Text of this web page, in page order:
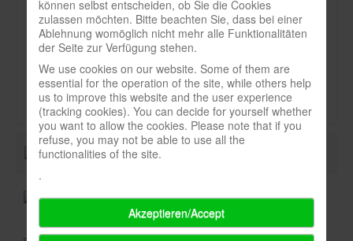
Newsletter
Spieledatenbank
Premium login
Neuheiten-New Games
Köpfe-Heads
Preise-Awards
Branchen-/Wirtschaftsnews
Crowdfunding
Art:
Titel
Durchschnittsnote-spielbox:
können selbst entscheiden, ob Sie die Cookies
zulassen möchten. Bitte beachten Sie, dass bei einer
Ablehnung womöglich nicht mehr alle Funktionalitäten
der Seite zur Verfügung stehen.
We use cookies on our website. Some of them are
essential for the operation of the site, while others help
us to improve this website and the user experience
(tracking cookies). You can decide for yourself whether
you want to allow the cookies. Please note that if you
refuse, you may not be able to use all the
functionalities of the site.
.
Akzeptieren/Accept